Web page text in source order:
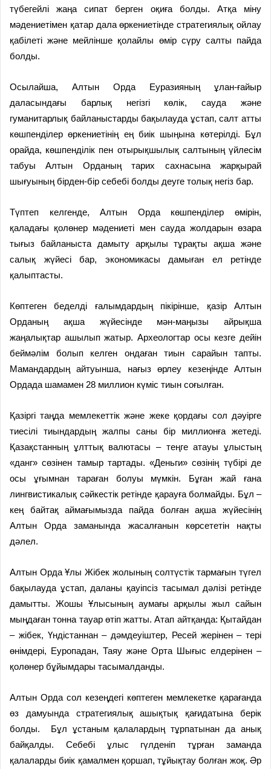
түбегейлі жаңа сипат берген оқиға болды. Атқа міну
мәдениетімен қатар дала өркениетінде стратегиялық ойлау
қабілеті және мейлінше қолайлы өмір сүру салты пайда
болды.
Осылайша, Алтын Орда Еуразияның ұлан-ғайыр
даласындағы барлық негізгі көлік, сауда және
гуманитарлық байланыстарды бақылауда ұстап, салт атты
көшпенділер өркениетінің ең биік шыңына көтерілді. Бұл
орайда, көшпенділік пен отырықшылық салтының үйлесім
табуы Алтын Орданың тарих сахнасына жарқырай
шығуының бірден-бір себебі болды деуге толық негіз бар.
Түптеп келгенде, Алтын Орда көшпенділер өмірін,
қаладағы қолөнер мәдениеті мен сауда жолдарын өзара
тығыз байланыста дамыту арқылы тұрақты ақша және
салық жүйесі бар, экономикасы дамыған ел ретінде
қалыптасты.
Көптеген беделді ғалымдардың пікірінше, қазір Алтын
Орданың ақша жүйесінде мән-маңызы айрықша
жаңалықтар ашылып жатыр. Археологтар осы кезге дейін
беймәлім болып келген ондаған тиын сарайын тапты.
Мамандардың айтуынша, нағыз өрлеу кезеңінде Алтын
Ордада шамамен 28 миллион күміс тиын соғылған.
Қазіргі таңда мемлекеттік және жеке қордағы сол дәуірге
тиесілі тиындардың жалпы саны бір миллионға жетеді.
Қазақстанның ұлттық валютасы – теңге атауы ұлыстың
«данг» сөзінен тамыр тартады. «Деньги» сөзінің түбірі де
осы ұғымнан тараған болуы мүмкін. Бұған жай ғана
лингвистикалық сәйкестік ретінде қарауға болмайды. Бұл –
кең байтақ аймағымызда пайда болған ақша жүйесінің
Алтын Орда заманында жасалғанын көрсететін нақты
дәлел.
Алтын Орда Ұлы Жібек жолының солтүстік тармағын түгел
бақылауда ұстап, даланы қауіпсіз тасымал дәлізі ретінде
дамытты. Жошы Ұлысының аумағы арқылы жыл сайын
мыңдаған тонна тауар өтіп жатты. Атап айтқанда: Қытайдан
– жібек, Үндістаннан – дәмдеуіштер, Ресей жерінен – тері
өнімдері, Еуропадан, Таяу және Орта Шығыс елдерінен –
қолөнер бұйымдары тасымалданды.
Алтын Орда сол кезеңдегі көптеген мемлекетке қарағанда
өз дамуында стратегиялық ашықтық қағидатына берік
болды. Бұл ұстаным қалалардың тұрпатынан да анық
байқалды. Себебі ұлыс гүлденіп тұрған заманда
қалаларды биік қамалмен қоршап, тұйықтау болған жоқ. Әр